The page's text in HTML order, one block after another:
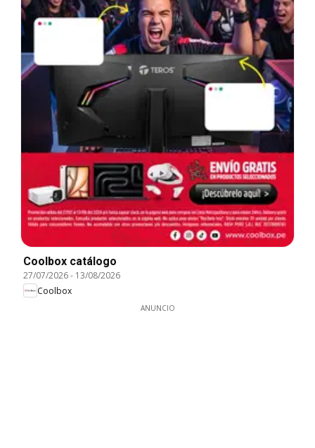
Coolbox catálogo
27/07/2026- 13/08/2026
Coolbox
ANUNCIO